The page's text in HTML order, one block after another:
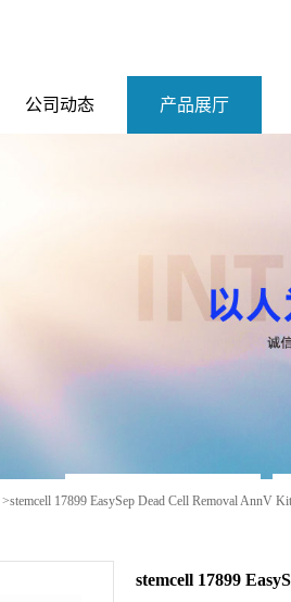
公司动态 产品展厅
>stemcell 17899 EasySep Dead Cell Removal AnnV Kit
stemcell 17899